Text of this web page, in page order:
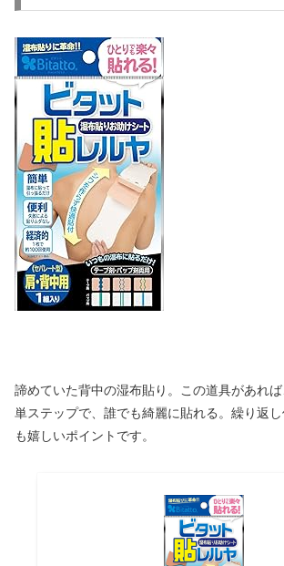
諦めていた背中の湿布貼り。この道具があれ
単ステップで、誰でも綺麗に貼れる。繰り返
も嬉しいポイントです。